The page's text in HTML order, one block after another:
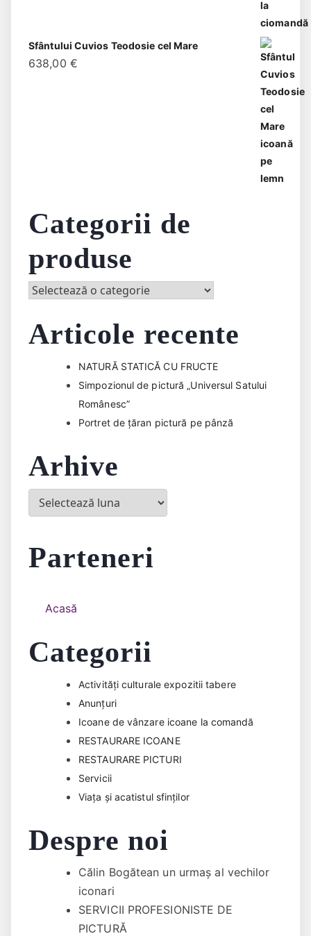
Sfântului Cuvios Teodosie cel Mare
638,00 €
Categorii de
produse
Articole recente
NATURĂ STATICĂ CU FRUCTE
Simpozionul de pictură „Universul Satului
Românesc”
Portret de țăran pictură pe pânză
Arhive
Arhive
Parteneri
Acasă
Categorii
Activități culturale expozitii tabere
Anunțuri
Icoane de vânzare icoane la comandă
RESTAURARE ICOANE
RESTAURARE PICTURI
Servicii
Viața și acatistul sfinților
Despre noi
Călin Bogătean un urmaş al vechilor
iconari
SERVICII PROFESIONISTE DE
PICTURĂ